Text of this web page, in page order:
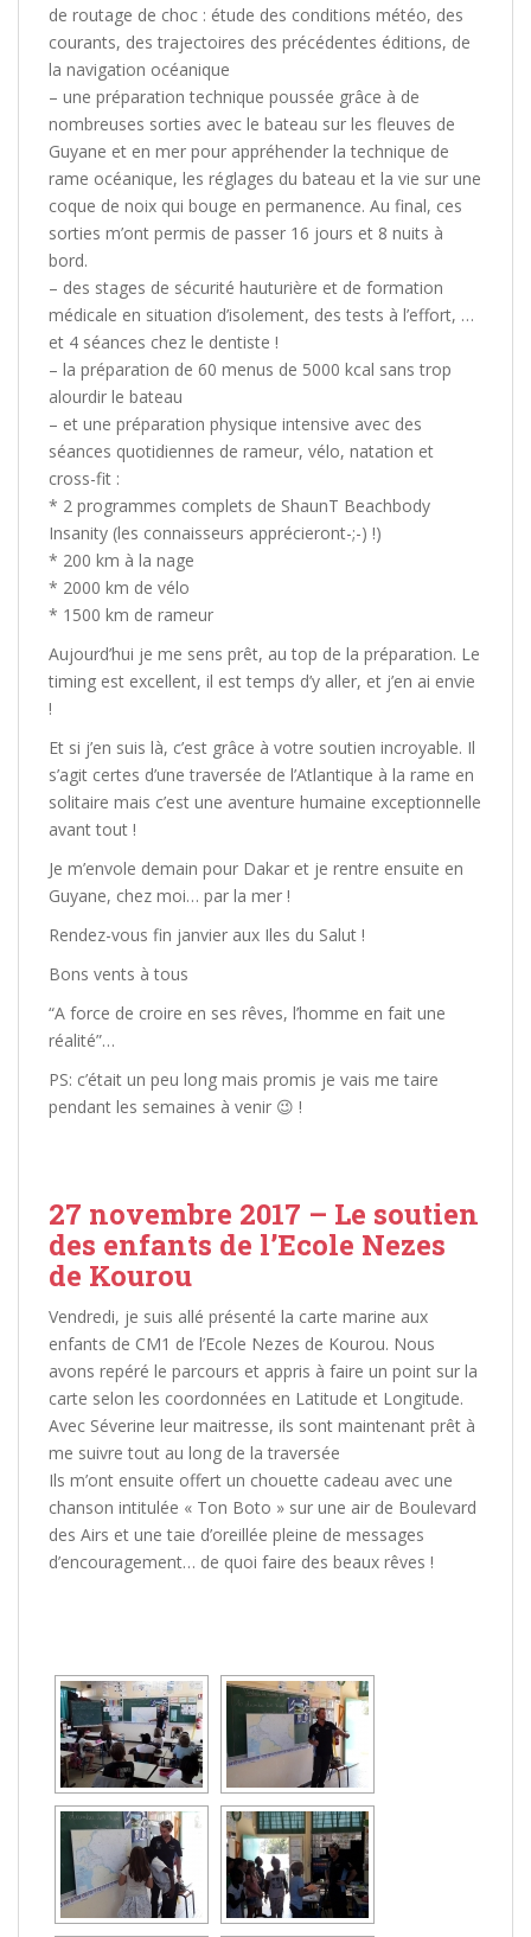
de routage de choc : étude des conditions météo, des
courants, des trajectoires des précédentes éditions, de
la navigation océanique
– une préparation technique poussée grâce à de
nombreuses sorties avec le bateau sur les fleuves de
Guyane et en mer pour appréhender la technique de
rame océanique, les réglages du bateau et la vie sur une
coque de noix qui bouge en permanence. Au final, ces
sorties m’ont permis de passer 16 jours et 8 nuits à
bord.
– des stages de sécurité hauturière et de formation
médicale en situation d’isolement, des tests à l’effort, …
et 4 séances chez le dentiste !
– la préparation de 60 menus de 5000 kcal sans trop
alourdir le bateau
– et une préparation physique intensive avec des
séances quotidiennes de rameur, vélo, natation et
cross-fit :
* 2 programmes complets de ShaunT Beachbody
Insanity (les connaisseurs apprécieront-;-) !)
* 200 km à la nage
* 2000 km de vélo
* 1500 km de rameur
Aujourd’hui je me sens prêt, au top de la préparation. Le
timing est excellent, il est temps d’y aller, et j’en ai envie
!
Et si j’en suis là, c’est grâce à votre soutien incroyable. Il
s’agit certes d’une traversée de l’Atlantique à la rame en
solitaire mais c’est une aventure humaine exceptionnelle
avant tout !
Je m’envole demain pour Dakar et je rentre ensuite en
Guyane, chez moi… par la mer !
Rendez-vous fin janvier aux Iles du Salut !
Bons vents à tous
“A force de croire en ses rêves, l’homme en fait une
réalité”…
PS: c’était un peu long mais promis je vais me taire
pendant les semaines à venir 😉 !
27 novembre 2017 – Le soutien
des enfants de l’Ecole Nezes
de Kourou
Vendredi, je suis allé présenté la carte marine aux
enfants de CM1 de l’Ecole Nezes de Kourou. Nous
avons repéré le parcours et appris à faire un point sur la
carte selon les coordonnées en Latitude et Longitude.
Avec Séverine leur maitresse, ils sont maintenant prêt à
me suivre tout au long de la traversée
Ils m’ont ensuite offert un chouette cadeau avec une
chanson intitulée « Ton Boto » sur une air de Boulevard
des Airs et une taie d’oreillée pleine de messages
d’encouragement… de quoi faire des beaux rêves !